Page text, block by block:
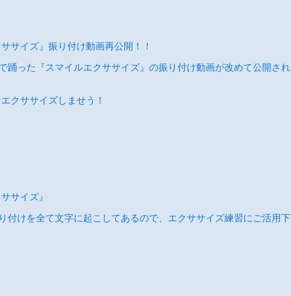
サイズ』振り付け動画再公開！！
踊った『スマイルエクササイズ』の振り付け動画が改めて公開され
クササイズしませう！
サイズ』
付けを全て文字に起こしてあるので、エクササイズ練習にご活用下